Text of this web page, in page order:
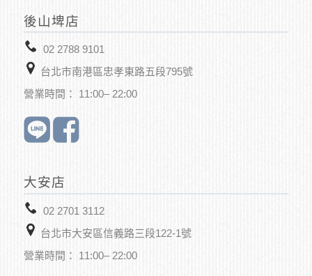
後山埤店
02 2788 9101
台北市南港區忠孝東路五段795號
營業時間： 11:00– 22:00
大安店
02 2701 3112
台北市大安區信義路三段122-1號
營業時間： 11:00– 22:00